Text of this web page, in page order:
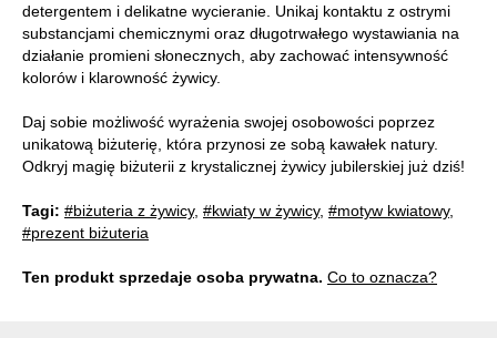
detergentem i delikatne wycieranie. Unikaj kontaktu z ostrymi
substancjami chemicznymi oraz długotrwałego wystawiania na
działanie promieni słonecznych, aby zachować intensywność
kolorów i klarowność żywicy.
Daj sobie możliwość wyrażenia swojej osobowości poprzez
unikatową biżuterię, która przynosi ze sobą kawałek natury.
Odkryj magię biżuterii z krystalicznej żywicy jubilerskiej już dziś!
Tagi: #biżuteria z żywicy, #kwiaty w żywicy, #motyw kwiatowy,
#prezent biżuteria
Ten produkt sprzedaje osoba prywatna. Co to oznacza?